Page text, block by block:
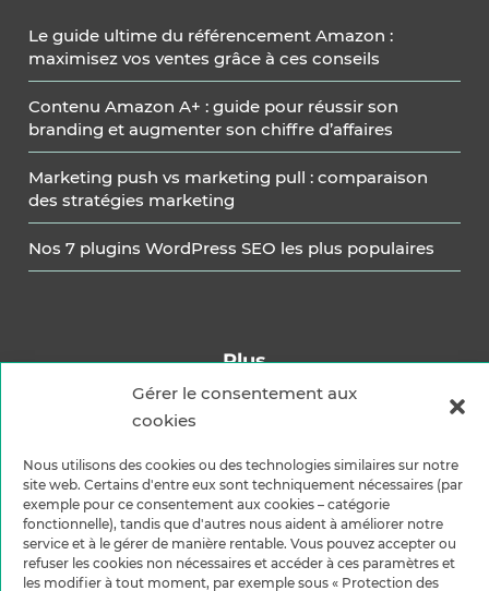
Gérer le consentement aux
cookies
Nous utilisons des cookies ou des technologies similaires sur notre
site web. Certains d'entre eux sont techniquement nécessaires (par
exemple pour ce consentement aux cookies – catégorie
fonctionnelle), tandis que d'autres nous aident à améliorer notre
service et à le gérer de manière rentable. Vous pouvez accepter ou
refuser les cookies non nécessaires et accéder à ces paramètres et
les modifier à tout moment, par exemple sous « Protection des
Le guide ultime du référencement Amazon :
maximisez vos ventes grâce à ces conseils
Contenu Amazon A+ : guide pour réussir son
branding et augmenter son chiffre d’affaires
Marketing push vs marketing pull : comparaison
des stratégies marketing
Nos 7 plugins WordPress SEO les plus populaires
Plus
Carrière
Mentions légales
Méthodes d’envoi
Méthodes de paiement